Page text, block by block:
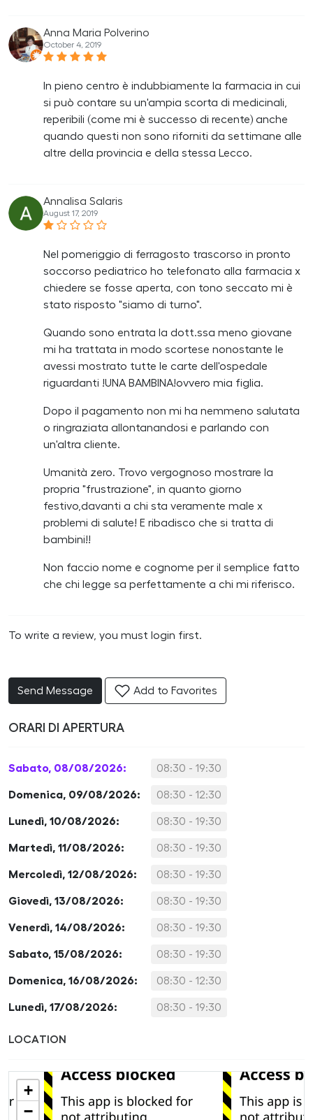
Anna Maria Polverino
October 4, 2019
In pieno centro è indubbiamente la farmacia in cui
si può contare su un'ampia scorta di medicinali,
reperibili (come mi è successo di recente) anche
quando questi non sono riforniti da settimane alle
altre della provincia e della stessa Lecco.
Annalisa Salaris
August 17, 2019
Nel pomeriggio di ferragosto trascorso in pronto
soccorso pediatrico ho telefonato alla farmacia x
chiedere se fosse aperta, con tono seccato mi è
stato risposto "siamo di turno".
Quando sono entrata la dott.ssa meno giovane
mi ha trattata in modo scortese nonostante le
avessi mostrato tutte le carte dell'ospedale
riguardanti !UNA BAMBINA!ovvero mia figlia.
Dopo il pagamento non mi ha nemmeno salutata
o ringraziata allontanandosi e parlando con
un'altra cliente.
Umanità zero. Trovo vergognoso mostrare la
propria "frustrazione", in quanto giorno
festivo,davanti a chi sta veramente male x
problemi di salute! E ribadisco che si tratta di
bambini!!
Non faccio nome e cognome per il semplice fatto
che chi legge sa perfettamente a chi mi riferisco.
To write a review, you must login first.
Send Message Add to Favorites
ORARI DI APERTURA
Sabato, 08/08/2026: 08:30 - 19:30
Domenica, 09/08/2026: 08:30 - 12:30
Lunedì, 10/08/2026: 08:30 - 19:30
Martedì, 11/08/2026: 08:30 - 19:30
Mercoledì, 12/08/2026: 08:30 - 19:30
Giovedì, 13/08/2026: 08:30 - 19:30
Venerdì, 14/08/2026: 08:30 - 19:30
Sabato, 15/08/2026: 08:30 - 19:30
Domenica, 16/08/2026: 08:30 - 12:30
Lunedì, 17/08/2026: 08:30 - 19:30
LOCATION
+
−